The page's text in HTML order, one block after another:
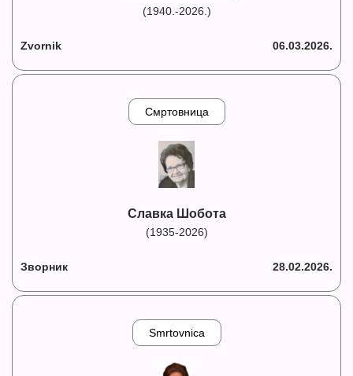
(1940.-2026.)
Zvornik 06.03.2026.
Смртовница
Славка Шобота
(1935-2026)
Зворник 28.02.2026.
Smrtovnica